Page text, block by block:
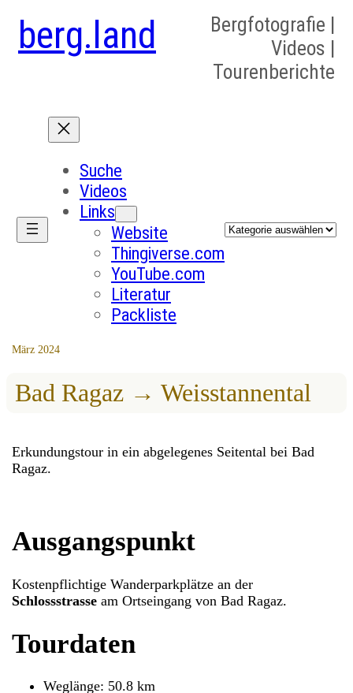
berg.land
Bergfotografie |
Videos |
Tourenberichte
Suche
Videos
Links
Website
Thingiverse.com
YouTube.com
Literatur
Packliste
Kategorien
März 2024
Bad Ragaz → Weisstannental
Erkundungstour in ein abgelegenes Seitental bei Bad
Ragaz.
Ausgangspunkt
Kostenpflichtige Wanderparkplätze an der
Schlossstrasse am Ortseingang von Bad Ragaz.
Tourdaten
Weglänge: 50.8 km